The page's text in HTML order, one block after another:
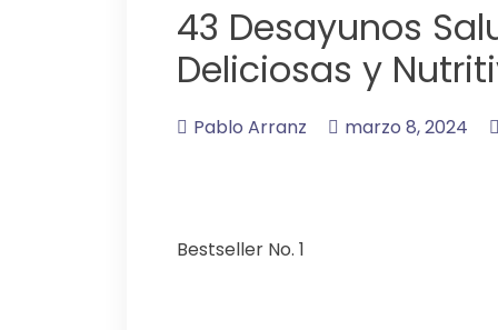
43 Desayunos
Deliciosas y
Pablo Arranz marzo 8, 2024
Bestseller No. 1